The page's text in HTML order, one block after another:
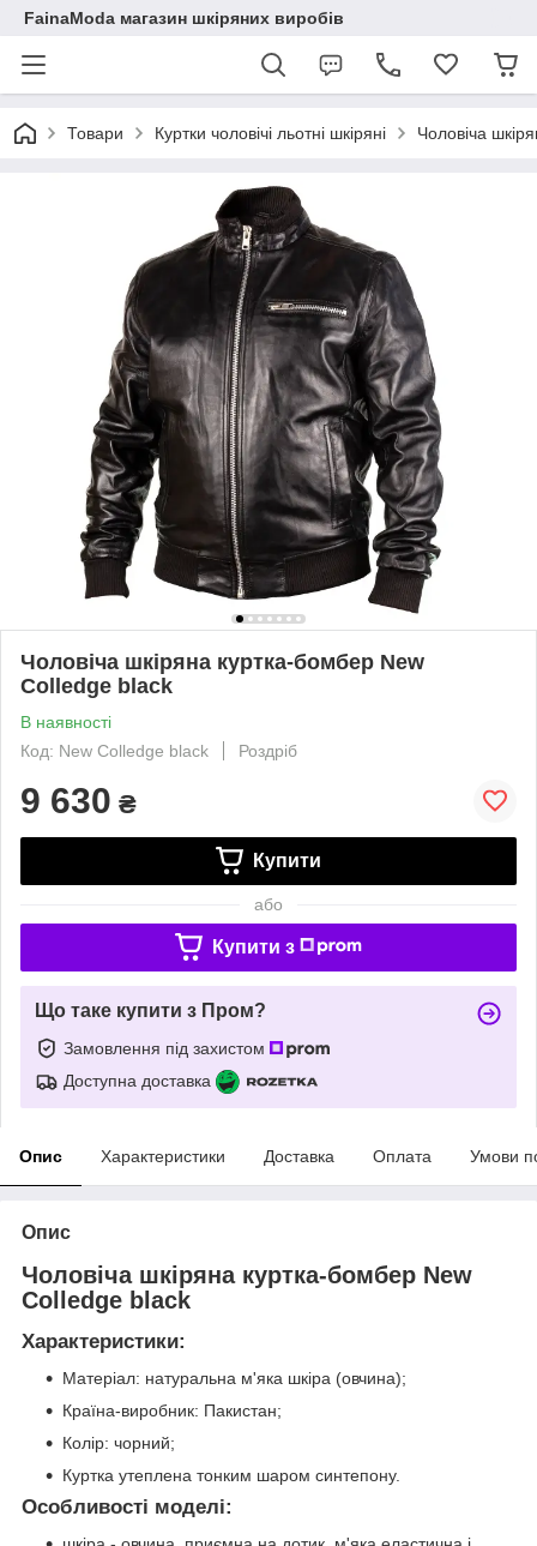
FainaModa магазин шкіряних виробів
Товари Куртки чоловічі льотні шкіряні Чоловіча
Чоловіча шкіряна куртка-бомбер New
Colledge black
В наявності
Код: New Colledge black
Роздріб
9 630 ₴
Купити
або
Купити з
Що таке купити з Пром?
Замовлення під захистом
Доступна доставка
Опис Характеристики Доставка Оплата Умови
Опис
Чоловіча шкіряна куртка-бомбер New
Colledge black
Характеристики:
Матеріал: натуральна м'яка шкіра (овчина);
Країна-виробник: Пакистан;
Колір: чорний;
Куртка утеплена тонким шаром синтепону.
Особливості моделі: